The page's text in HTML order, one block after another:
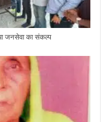
जनसेवा का संकल्प